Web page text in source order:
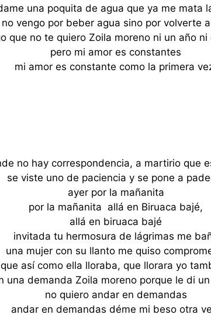
una poquita de agua que ya me mata
no vengo por beber agua sino por volverte
que no te quiero Zoila moreno ni un año ni
pero mi amor es constantes
mi amor es constante como la primera
no hay correspondencia, a martirio que
se viste uno de paciencia y se pone a
ayer por la mañanita
por la mañanita allá en Biruaca bajé,
allá en biruaca bajé
invitada tu hermosura de lágrimas me
una mujer con su llanto me quiso
que así como ella lloraba, que llorara yo
una demanda Zoila moreno porque le di
no quiero andar en demandas
andar en demandas déme mi beso otra